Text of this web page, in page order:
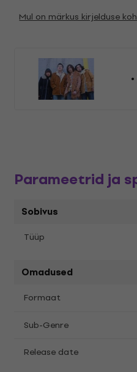
Mul on märkus kirjelduse
Parameetrid ja
Sobivus
Tüüp
Omadused
Formaat
Sub-Genre
Release date